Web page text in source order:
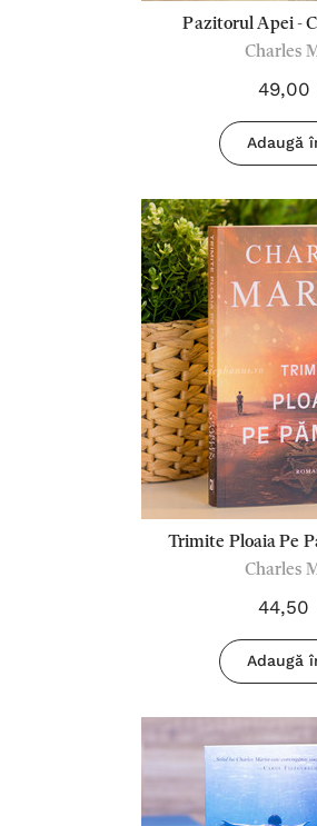
Pazitorul Apei -
Charles
49,00
Adaugă
Trimite Ploaia Pe
Charles
44,50
Adaugă